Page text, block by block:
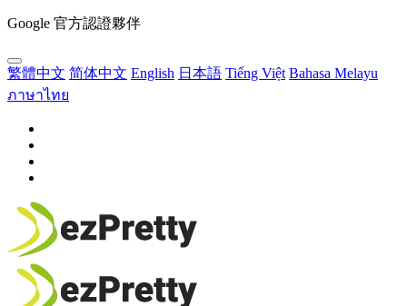
Google 官方認證夥伴
繁體中文 简体中文 English 日本語 Tiếng Việt Bahasa Melayu
ภาษาไทย